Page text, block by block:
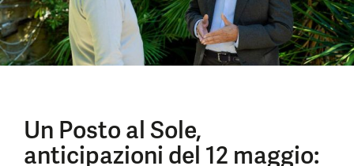
Un Posto al Sole,
anticipazioni del 12 maggio: